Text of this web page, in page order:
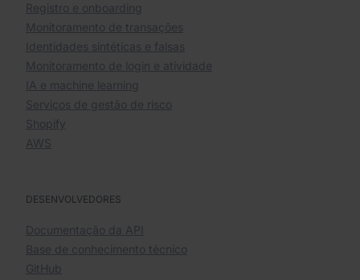
Registro e onboarding
Monitoramento de transações
Identidades sintéticas e falsas
Monitoramento de login e atividade
IA e machine learning
Serviços de gestão de risco
Shopify
AWS
DESENVOLVEDORES
Documentação da API
Base de conhecimento técnico
GitHub